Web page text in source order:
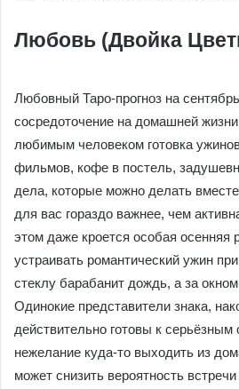
Любовь (Двойка
Любовный Таро-прогноз на
сосредоточение на домашней
любимым человеком готовка
фильмов, кофе в постель,
дела, которые можно делать
для вас гораздо важнее, чем
этом даже кроется особая осенняя
устраивать романтический ужин
стеклу барабанит дождь, а за
Одинокие представители знака,
действительно готовы к
нежелание куда-то выходить из
может снизить вероятность